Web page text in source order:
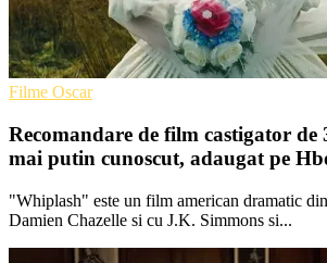
Filme Oscar
Recomandare de film castigator de
mai putin cunoscut, adaugat pe
"Whiplash" este un film american dramatic
Damien Chazelle si cu J.K. Simmons si...